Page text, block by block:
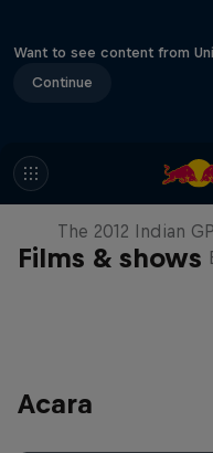
Want to see content from
Continue
Films & shows
F1 Car
The 2012 Indian
Acara